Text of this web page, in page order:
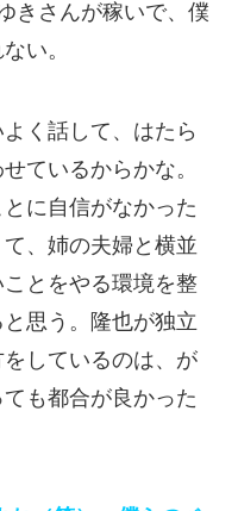
きさんが稼いで、僕
い。
く話して、はたら
ているからかな。
に自信がなかった
、姉の夫婦と横並
とをやる環境を整
思う。隆也が独立
しているのは、が
も都合が良かった